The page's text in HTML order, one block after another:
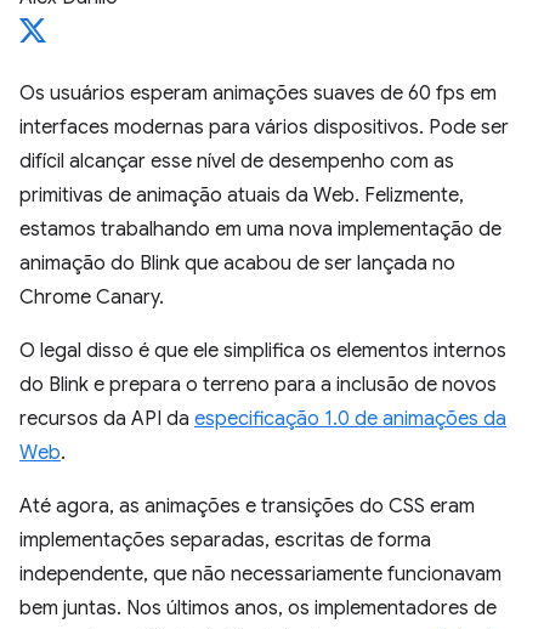
Os usuários esperam animações suaves de 60 fps em
interfaces modernas para vários dispositivos. Pode ser
difícil alcançar esse nível de desempenho com as
primitivas de animação atuais da Web. Felizmente,
estamos trabalhando em uma nova implementação de
animação do Blink que acabou de ser lançada no
Chrome Canary.
O legal disso é que ele simplifica os elementos internos
do Blink e prepara o terreno para a inclusão de novos
recursos da API da especificação 1.0 de animações da
Web.
Até agora, as animações e transições do CSS eram
implementações separadas, escritas de forma
independente, que não necessariamente funcionavam
bem juntas. Nos últimos anos, os implementadores de